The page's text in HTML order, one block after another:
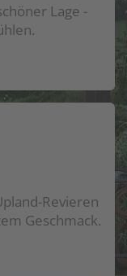
Lage -
Revieren
Geschmack.